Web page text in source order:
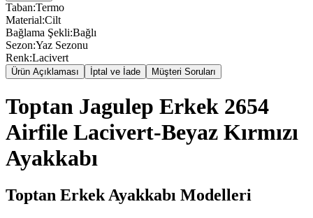
Taban:Termo
Material:Cilt
Bağlama Şekli:Bağlı
Sezon:Yaz Sezonu
Renk:Lacivert
Ürün Açıklaması İptal ve İade Müşteri Soruları
Toptan Jagulep Erkek 2654
Airfile Lacivert-Beyaz Kırmızı
Ayakkabı
Toptan Erkek Ayakkabı Modelleri